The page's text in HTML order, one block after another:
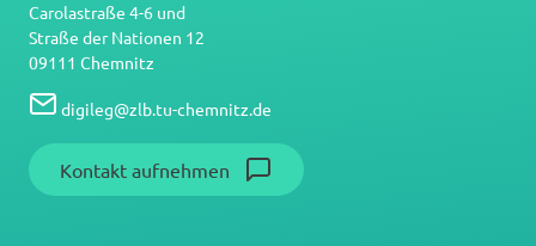
Carolastraße 4-6 und
Straße der Nationen 12
09111 Chemnitz
digileg@zlb.tu-chemnitz.de
Kontakt aufnehmen